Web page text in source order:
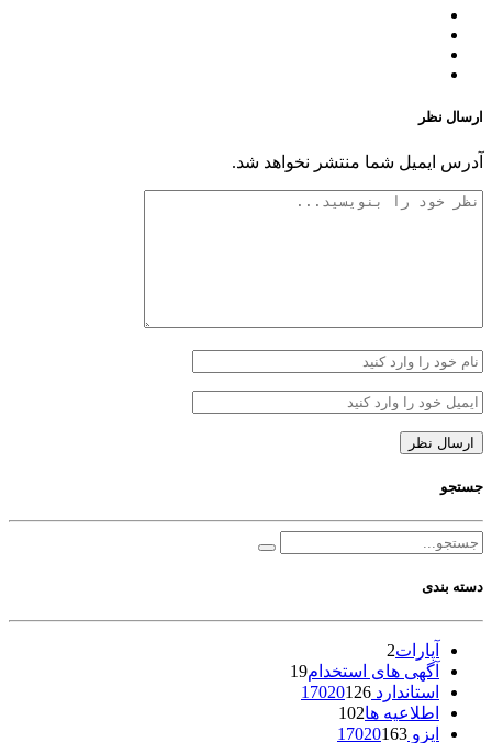
ارسال نظر
آدرس ایمیل شما منتشر نخواهد شد.
جستجو
دسته بندی
آپارات2
آگهی های استخدام19
استاندارد 17020 126
اطلاعیه ها102
ایزو 17020 163